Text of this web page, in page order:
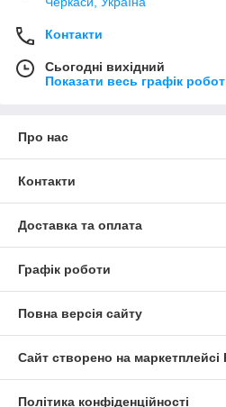
Контакти
Сьогодні вихідний
Показати весь графік
Про нас
Контакти
Доставка та оплата
Графік роботи
Повна версія сайту
Сайт створено на маркетплейсі
Політика конфіденційності